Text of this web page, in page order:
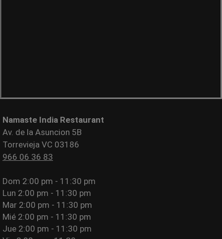
Namaste India Restaurant
Av. de la Asuncion 5B
Torrevieja VC 03186
966 06 36 83
Dom 2:00 pm - 11:30 pm
Lun 2:00 pm - 11:30 pm
Mar 2:00 pm - 11:30 pm
Mié 2:00 pm - 11:30 pm
Jue 2:00 pm - 11:30 pm